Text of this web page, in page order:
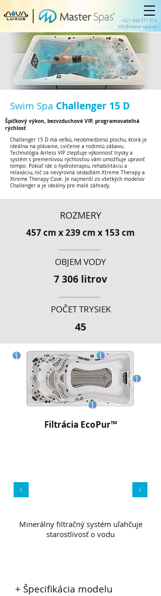
+421 944 571 914
info@master-spas.sk
Swim Spa Challenger 15 D
Špičkový výkon, bezvzduchové VIP, programovateľná
rýchlosť
Challenger 15 D má veľkú, neobmedzenú plochu, ktorá je
ideálna na plávanie, cvičenie a rodinnú zábavu.
Technológia Airless VIP zlepšuje výkonnosť trysky a
systém s premenlivou rýchlosťou vám umožňuje upraviť
tempo. Pokiaľ ide o hydroterapiu, rehabilitáciu a
relaxáciu, nič sa nevyrovná sedadlám Xtreme Therapy a
Xtreme Therapy Cove. Je najmenší zo všetkých modelov
Challenger a je ideálny pre malé záhrady.
ROZMERY
457 cm x 239 cm x 153 cm
OBJEM VODY
7 306 litrov
POČET TRYSIEK
45
Filtrácia EcoPur™
Minerálny filtračný systém uľahčuje
starostlivosť o vodu
+ Špecifikácia modelu